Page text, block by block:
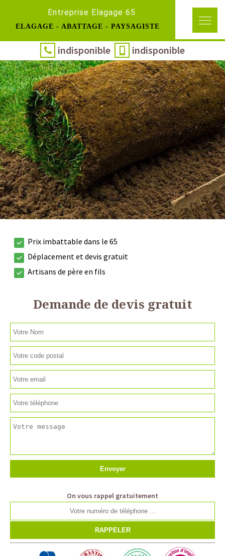
Entreprise Elagage 65
ELAGAGE - ABATTAGE - PAYSAGISTE
indisponible indisponible
Prix imbattable dans le 65
Déplacement et devis gratuit
Artisans de père en fils
Demande de devis gratuit
On vous rappel gratuitement